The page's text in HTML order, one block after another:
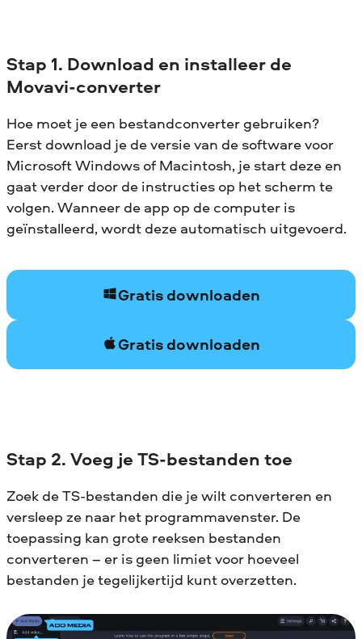
Stap 1. Download en installeer de
Movavi-converter
Hoe moet je een bestandconverter gebruiken?
Eerst download je de versie van de software voor
Microsoft Windows of Macintosh, je start deze en
gaat verder door de instructies op het scherm te
volgen. Wanneer de app op de computer is
geïnstalleerd, wordt deze automatisch uitgevoerd.
Gratis downloaden
Gratis downloaden
Stap 2. Voeg je TS-bestanden toe
Zoek de TS-bestanden die je wilt converteren en
versleep ze naar het programmavenster. De
toepassing kan grote reeksen bestanden
converteren – er is geen limiet voor hoeveel
bestanden je tegelijkertijd kunt overzetten.